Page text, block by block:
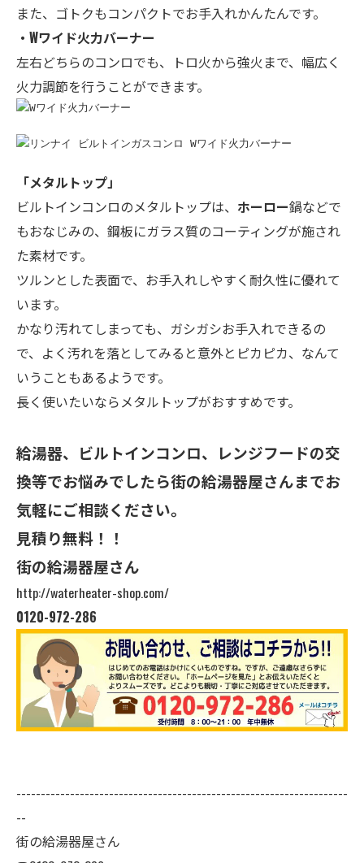
また、ゴトクもコンパクトでお手入れかんたんです。
・Wワイド火力バーナー
左右どちらのコンロでも、トロ火から強火まで、幅広く
火力調節を行うことができます。
「メタルトップ」
ビルトインコンロのメタルトップは、 ホーロー鍋などで
もおなじみの、鋼板にガラス質のコーティングが施され
た素材です。
ツルンとした表面で、お手入れしやすく耐久性に優れて
います。
かなり汚れてしまっても、ガシガシお手入れできるの
で、よく汚れを落としてみると意外とピカピカ、なんて
いうこともあるようです。
長く使いたいならメタルトップがおすすめです。
給湯器、ビルトインコンロ、レンジフードの交
換等でお悩みでしたら街の給湯器屋さんまでお
気軽にご相談ください。
見積り無料！！
街の給湯器屋さん
http://waterheater-shop.com/
0120-972-286
--------------------------------------------------------------------
--
街の給湯器屋さん